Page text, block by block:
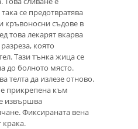
се предотвратява
кръвоносни съдове в
това лекарят вкарва
която
Тази тънка жица се
до болното място.
телта да излезе отново.
е прикрепена към
извършва
Фиксираната вена
крака.